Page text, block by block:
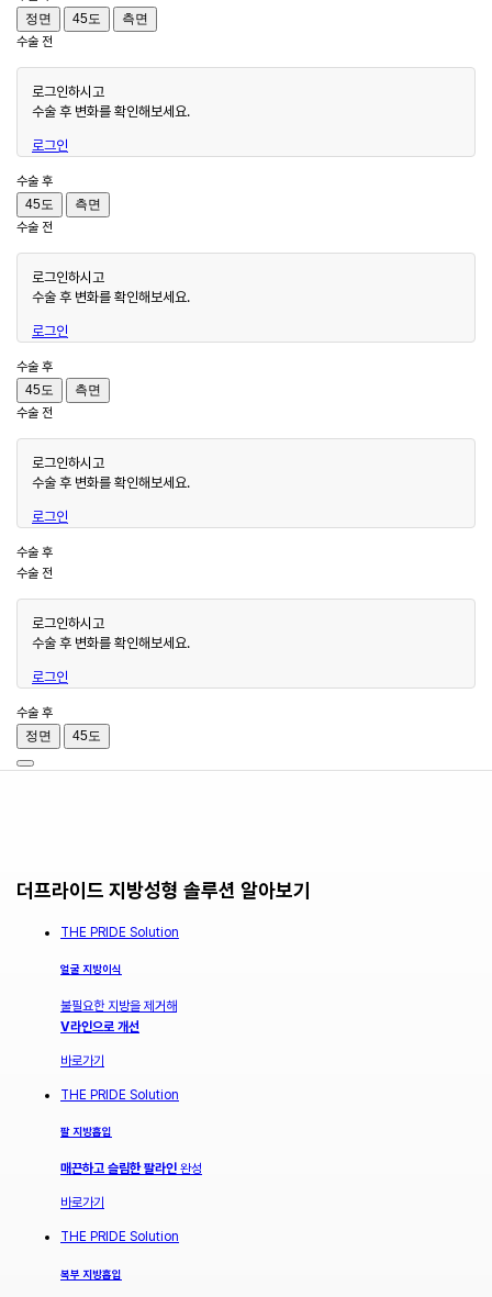
정면
45도
측면
수술 전
로그인하시고
수술 후 변화를 확인해보세요.
로그인
수술 후
45도
측면
수술 전
로그인하시고
수술 후 변화를 확인해보세요.
로그인
수술 후
45도
측면
수술 전
로그인하시고
수술 후 변화를 확인해보세요.
로그인
수술 후
수술 전
로그인하시고
수술 후 변화를 확인해보세요.
로그인
수술 후
정면
45도
더프라이드 지방성형 솔루션 알아보기
THE PRIDE Solution
얼굴 지방이식
불필요한 지방을 제거해
V라인으로 개선
바로가기
THE PRIDE Solution
팔 지방흡입
매끈하고 슬림한 팔라인 완성
바로가기
THE PRIDE Solution
복부 지방흡입